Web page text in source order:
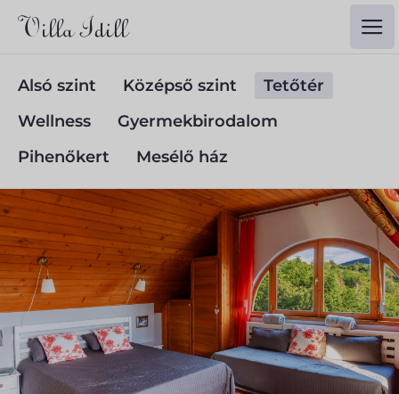
Alsó szint Középső szint
Tetőtér
Wellness
Gyermekbirodalom
Pihenőkert
Mesélő ház